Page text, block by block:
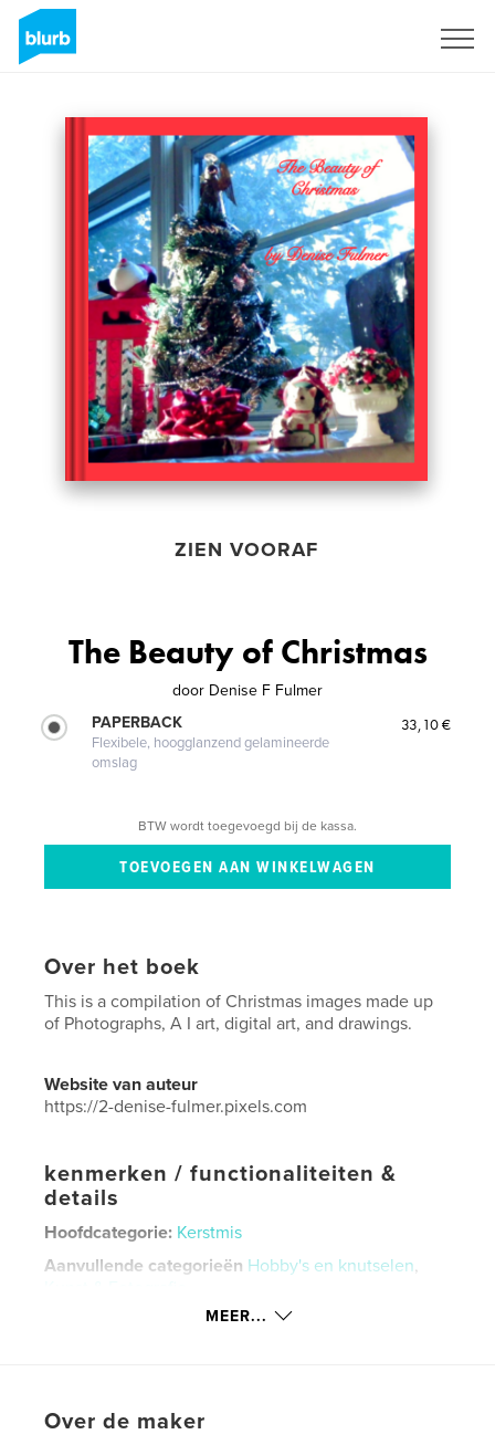
ZIEN VOORAF
The Beauty of Christmas
door Denise F Fulmer
PAPERBACK
Flexibele, hoogglanzend gelamineerde
omslag
33,10 €
BTW wordt toegevoegd bij de kassa.
Over het boek
This is a compilation of Christmas images made up
of Photographs, A I art, digital art, and drawings.
Website van auteur
https://2-denise-fulmer.pixels.com
kenmerken / functionaliteiten &
details
Hoofdcategorie: Kerstmis
Aanvullende categorieën Hobby's en knutselen,
Zeer klein vierkant, 13×13 cm
Datum publiceren:apr 30, 2024
MEER...
Over de maker